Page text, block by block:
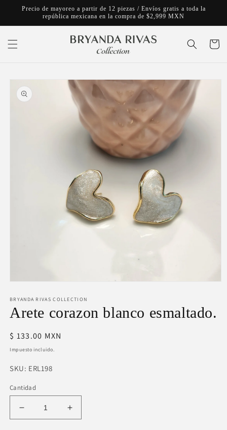
directamente
al contenido
Precio de mayoreo a partir de 12 piezas / Envíos gratis a toda la
república mexicana en la compra de $2,999 MXN
Carrito
directamente
a la
información
multimedia
en
ventana
modal
BRYANDA RIVAS COLLECTION
Arete corazon blanco esmaltado.
Precio
habitual
$ 133.00 MXN
Impuesto incluido.
SKU:
SKU: ERL198
Cantidad
Reducir
cantidad
Aumentar
cantidad